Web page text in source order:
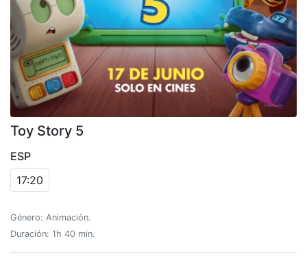
Toy Story 5
ESP
17:20
Género: Animación.
Duración: 1h 40 min.